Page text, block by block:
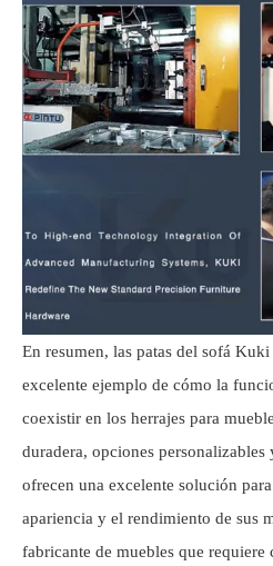
En resumen, las patas del sofá
excelente ejemplo de cómo la
coexistir en los herrajes para
duradera, opciones
ofrecen una excelente solución
apariencia y el rendimiento de sus
fabricante de muebles que requiere